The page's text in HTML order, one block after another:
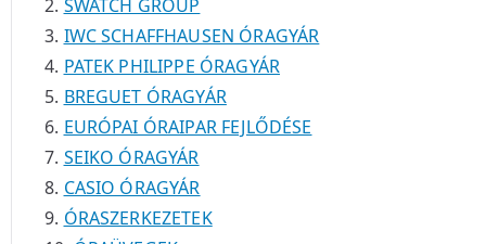
SWATCH GROUP
IWC SCHAFFHAUSEN ÓRAGYÁR
PATEK PHILIPPE ÓRAGYÁR
BREGUET ÓRAGYÁR
EURÓPAI ÓRAIPAR FEJLŐDÉSE
SEIKO ÓRAGYÁR
CASIO ÓRAGYÁR
ÓRASZERKEZETEK